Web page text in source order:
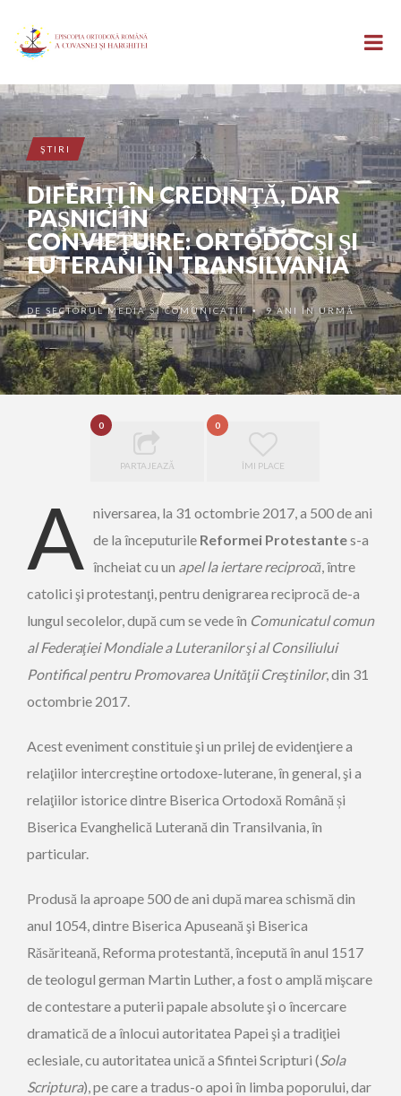
ŞTIRI
DIFERIŢI ÎN CREDINŢĂ, DAR
PAŞNICI ÎN
CONVIEŢUIRE: ORTODOCŞI ŞI
LUTERANI ÎN TRANSILVANIA
DE SECTORUL MEDIA ȘI COMUNICAȚII •9 ANI ÎN URMĂ
0
PARTAJEAZĂ
0
ÎMI PLACE
A niversarea, la 31 octombrie 2017, a 500 de ani
de la începuturile Reformei Protestantes-a
încheiat cu un apel la iertare reciprocă, între
catolici şi protestanţi, pentru denigrarea reciprocă de-a
lungul secolelor, după cum se vede în Comunicatul comun
al Federaţiei Mondiale a Luteranilor şi al Consiliului
Pontifical pentru Promovarea Unităţii Creştinilor, din 31
octombrie 2017.
Acest eveniment constituie şi un prilej de evidenţiere a
relaţiilor intercreştine ortodoxe-luterane, în general, şi a
relaţiilor istorice dintre Biserica Ortodoxă Română și
Biserica Evanghelică Luterană din Transilvania, în
particular.
Produsă la aproape 500 de ani după marea schismă din
anul 1054, dintre Biserica Apuseană şi Biserica
Răsăriteană, Reforma protestantă, începută în anul 1517
de teologul german Martin Luther, a fost o amplă mişcare
de contestare a puterii papale absolute şi o încercare
dramatică de a înlocui autoritatea Papei şi a tradiţiei
eclesiale, cu autoritatea unică a Sfintei Scripturi (Sola
Scriptura), pe care a tradus-o apoi în limba poporului, dar